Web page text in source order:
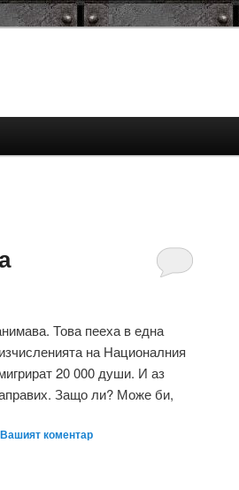
Това пееха в една
на Националния
20 000 души. И аз
Защо ли? Може би,
Вашият коментар